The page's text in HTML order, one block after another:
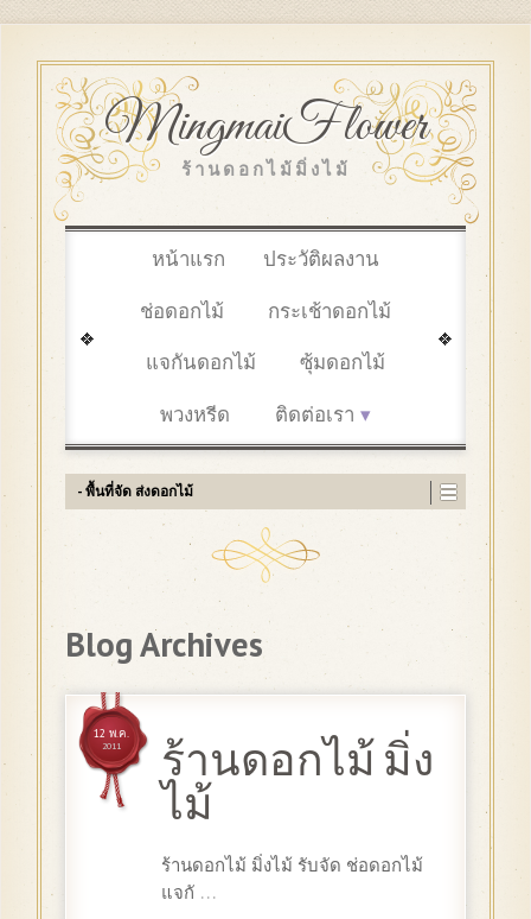
MingmaiFlower
ร้านดอกไม้มิ่งไม้
หน้าแรก
ประวัติผลงาน
ช่อดอกไม้
กระเช้าดอกไม้
แจกันดอกไม้
ซุ้มดอกไม้
พวงหรีด
ติดต่อเรา
- พื้นที่จัด ส่งดอกไม้
Blog Archives
ร้านดอกไม้ มิ่ง
ไม้
12 พ.ค.
2011
ร้านดอกไม้ มิ่งไม้ รับจัด ช่อดอกไม้
แจกั …